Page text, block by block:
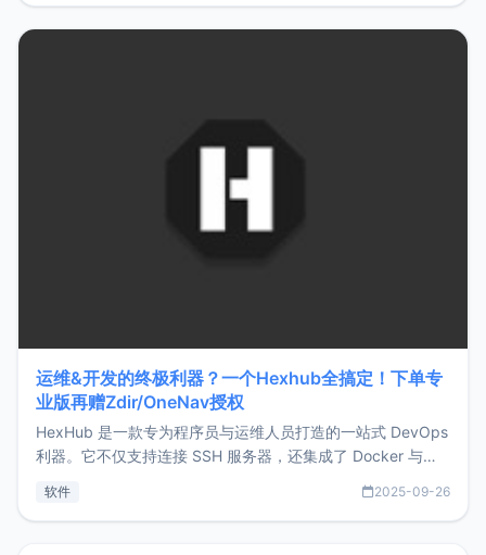
运维&开发的终极利器？一个Hexhub全搞定！下单专
业版再赠Zdir/OneNav授权
HexHub 是一款专为程序员与运维人员打造的一站式 DevOps
利器。它不仅支持连接 SSH 服务器，还集成了 Docker 与常
件间频繁切换，仅凭 HexHub 即可同时搞定运维与数据库操
软件 2025-09-26